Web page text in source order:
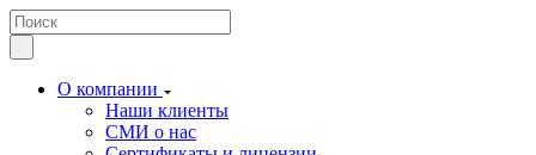
О компании
Наши клиенты
СМИ о нас